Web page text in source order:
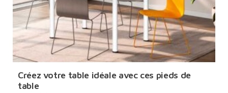
Créez votre table idéale avec ces pieds de
table